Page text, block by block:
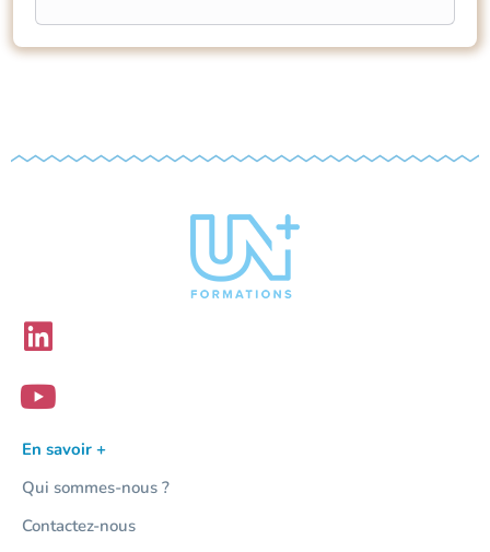
En savoir +
Qui sommes-nous ?
Contactez-nous